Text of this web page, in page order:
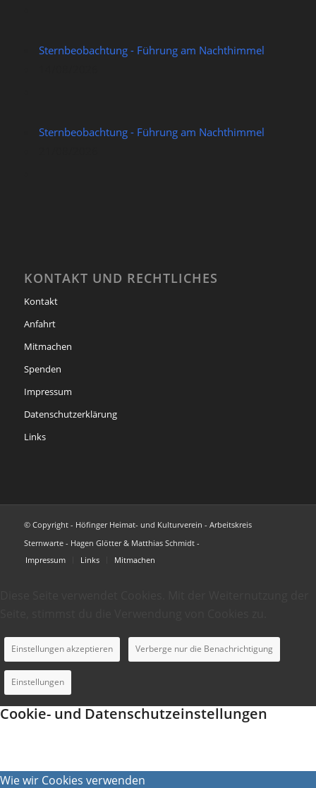
Sternbeobachtung - Führung am Nachthimmel
Sternbeobachtung - Führung am Nachthimmel
KONTAKT UND RECHTLICHES
Kontakt
Anfahrt
Mitmachen
Spenden
Impressum
Datenschutzerklärung
Links
© Copyright - Höfinger Heimat- und Kulturverein - Arbeitskreis
Sternwarte - Hagen Glötter & Matthias Schmidt -
Impressum
Links Mitmachen
Einstellungen akzeptieren Verberge nur die Benachrichtigung
Einstellungen
Cookie- und Datenschutzeinstellungen
Wie wir Cookies verwenden